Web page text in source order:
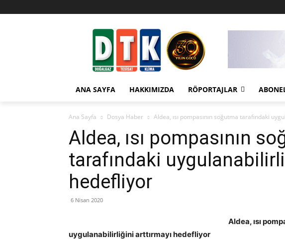
ANA SAYFA HAKKIMIZDA RÖPORTAJLAR
Ana Sayfa Dosya Haber Aldea, ısı pompasının soğutma tarafındaki
Aldea, ısı pompasının
tarafındaki
hedefliyor
6 Nisan 2020
Aldea, ısı
uygulanabilirliğini arttırmayı hedefliyor